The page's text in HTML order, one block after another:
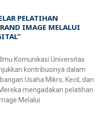
PELATIHAN
IMAGE MELALUI
Komunikasi Universitas
kontribusinya dalam
Usaha Mikro, Kecil, dan
mengadakan pelatihan
Melalui